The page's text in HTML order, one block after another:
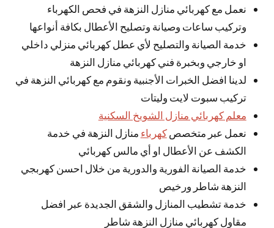
نعمل مع كهربائي منازل النزهة في فحص الكهرباء
وتركيب ساعات وصيانة وتصليح الأعطال بكافة أنواعها
خدمة الصيانة والتصليح لأي عطل كهربائي منزلي داخلي
او خارجي وبخبرة فني كهربائي منازل النزهة
لدينا افضل الخبرات الأجنبية ونقوم مع كهربائي النزهة في
تركيب سبوت لايت وليتات
معلم كهربائي منازل الشويخ السكنية
نعمل عبر متخصصكهرباء منازل النزهة في خدمة
الكشف عن الأعطال او أي مالس كهربائي
خدمة الصيانة الفورية والدورية من خلال احسن كهربجي
النزهة شاطر ورخيص
خدمة تشطيب المنازل والشقق الجديدة عبر افضل
مقاول كهربائي منازل النزهة شاطر